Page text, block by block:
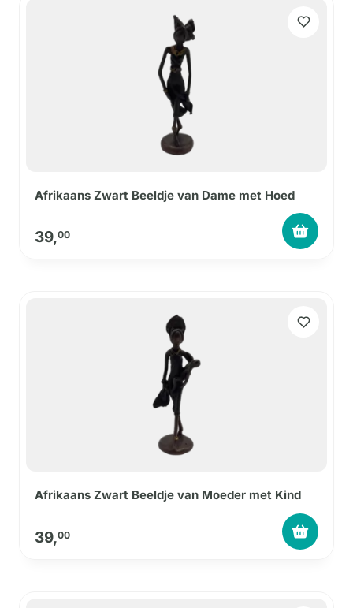
Afrikaans Zwart Beeldje van Dame met Hoed
39,00
Afrikaans Zwart Beeldje van Moeder met Kind
39,00